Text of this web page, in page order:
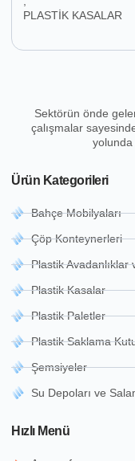
PLASTİK KASALAR
Sektörün önde
çalışmalar
yolunda
Ürün Kategorileri
Bahçe Mobilyaları
Çöp Konteynerleri
Plastik Avadanlıklar
Plastik Kasalar
Plastik Paletler
Plastik Saklama
Şemsiyeler
Su Depoları ve
Hızlı Menü